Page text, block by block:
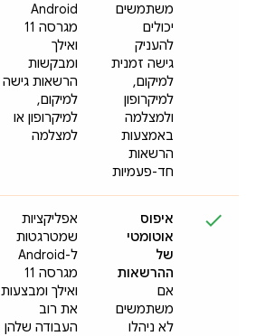
משתמשים
יכולים
להעניק
גישה זמנית
למיקום,
למיקרופון
ולמצלמה
באמצעות
הרשאות
חד-פעמיות
Android
מגרסה 11
ואילך
ומבקשות
הרשאות גישה
למיקום,
למיקרופון או
למצלמה
איפוס
אוטומטי
של
ההרשאות
אם
משתמשים
לא ניהלו
אפליקציות
שמטרגטות
ל-Android
מגרסה 11
ואילך ומבצעות
את רוב
העבודה שלהן